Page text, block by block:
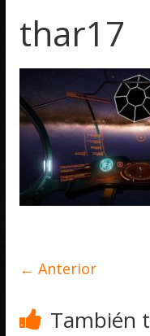
thar17
← Anterior
También